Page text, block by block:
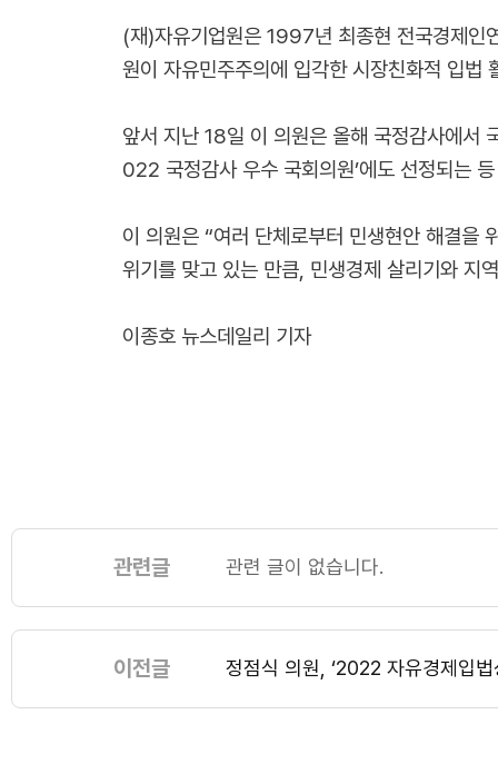
(재)자유기업원은 1997년 최종현 전국경제인
원이 자유민주주의에 입각한 시장친화적 입법
앞서 지난 18일 이 의원은 올해 국정감사에서
022 국정감사 우수 국회의원’에도 선정되는
이 의원은 “여러 단체로부터 민생현안 해결을
위기를 맞고 있는 만큼, 민생경제 살리기와 지
이종호 뉴스데일리 기자
관련글 관련 글이 없습니다.
이전글 정점식 의원, ‘2022 자유경제입법